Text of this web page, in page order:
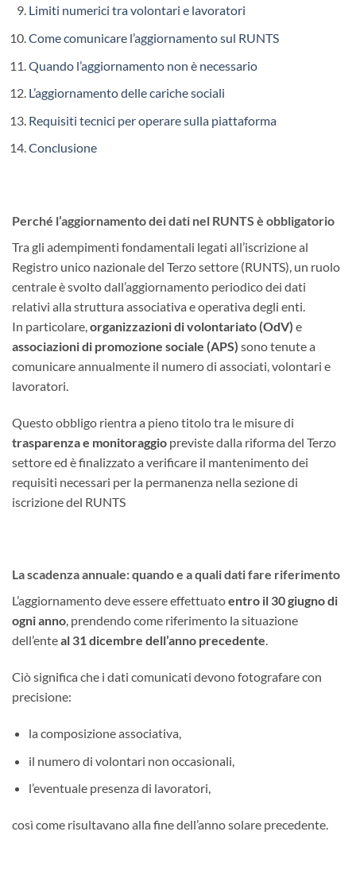
Limiti numerici tra volontari e lavoratori
Come comunicare l’aggiornamento sul RUNTS
Quando l’aggiornamento non è necessario
L’aggiornamento delle cariche sociali
Requisiti tecnici per operare sulla piattaforma
Conclusione
Perché l’aggiornamento dei dati nel RUNTS è obbligatorio
Tra gli adempimenti fondamentali legati all’iscrizione al
Registro unico nazionale del Terzo settore (RUNTS), un ruolo
centrale è svolto dall’aggiornamento periodico dei dati
relativi alla struttura associativa e operativa degli enti.
In particolare,organizzazioni di volontariato (OdV) e
associazioni di promozione sociale (APS) sono tenute a
comunicare annualmente il numero di associati, volontari e
lavoratori.
Questo obbligo rientra a pieno titolo tra le misure di
trasparenza e monitoraggio previste dalla riforma del Terzo
settore ed è finalizzato a verificare il mantenimento dei
requisiti necessari per la permanenza nella sezione di
iscrizione del RUNTS
La scadenza annuale: quando e a quali dati fare riferimento
L’aggiornamento deve essere effettuatoentro il 30 giugno di
ogni anno, prendendo come riferimento la situazione
dell’enteal 31 dicembre dell’anno precedente.
Ciò significa che i dati comunicati devono fotografare con
precisione:
la composizione associativa,
il numero di volontari non occasionali,
l’eventuale presenza di lavoratori,
così come risultavano alla fine dell’anno solare precedente.